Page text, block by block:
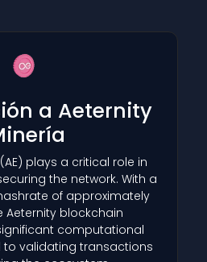
a Aeternity
(AE) plays a critical role in
the network. With a
of approximately
Aeternity blockchain
computational
validating transactions